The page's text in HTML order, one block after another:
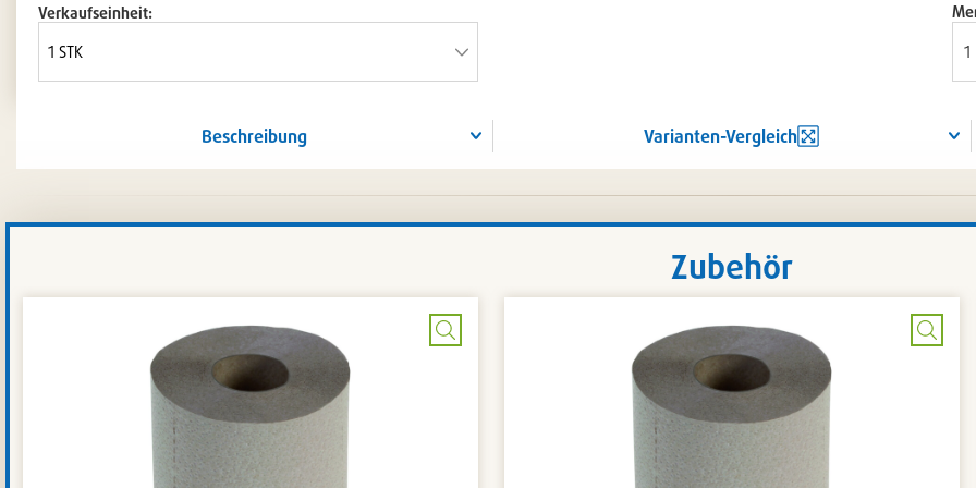
Verkaufseinheit:
Beschreibung Varianten-Vergleich
Zubehör
Bild
Bild